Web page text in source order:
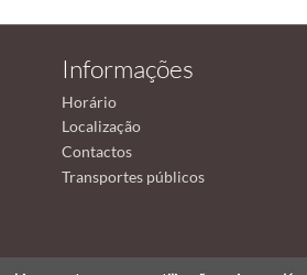
Informações
Horário
Localização
Contactos
Transportes públicos